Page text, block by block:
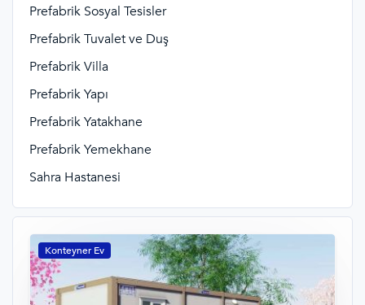
Prefabrik Sosyal Tesisler
Prefabrik Tuvalet ve Duş
Prefabrik Villa
Prefabrik Yapı
Prefabrik Yatakhane
Prefabrik Yemekhane
Sahra Hastanesi
Konteyner Ev